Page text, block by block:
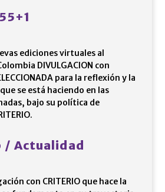
ediciones virtuales al
DIVULGACION con
para la reflexión y la
se está haciendo en las
bajo su política de
/ Actualidad
con CRITERIO que hace la